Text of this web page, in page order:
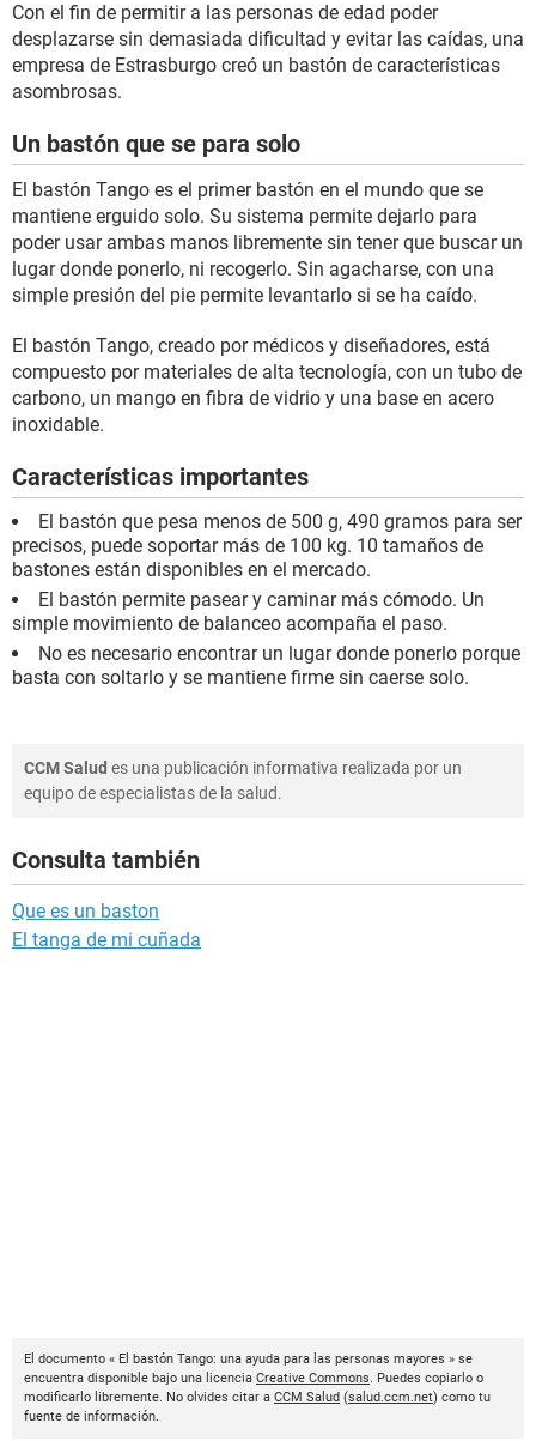
Con el fin de permitir a las personas de edad poder
desplazarse sin demasiada dificultad y evitar las caídas, una
empresa de Estrasburgo creó un bastón de características
asombrosas.
Un bastón que se para solo
El bastón Tango es el primer bastón en el mundo que se
mantiene erguido solo. Su sistema permite dejarlo para
poder usar ambas manos libremente sin tener que buscar un
lugar donde ponerlo, ni recogerlo. Sin agacharse, con una
simple presión del pie permite levantarlo si se ha caído.
El bastón Tango, creado por médicos y diseñadores, está
compuesto por materiales de alta tecnología, con un tubo de
carbono, un mango en fibra de vidrio y una base en acero
inoxidable.
Características importantes
El bastón que pesa menos de 500 g, 490 gramos para ser
precisos, puede soportar más de 100 kg. 10 tamaños de
bastones están disponibles en el mercado.
El bastón permite pasear y caminar más cómodo. Un
simple movimiento de balanceo acompaña el paso.
No es necesario encontrar un lugar donde ponerlo porque
basta con soltarlo y se mantiene firme sin caerse solo.
CCM Salud es una publicación informativa realizada por un
equipo de especialistas de la salud.
Consulta también
Que es un baston
El tanga de mi cuñada
El documento « El bastón Tango: una ayuda para las personas mayores » se
encuentra disponible bajo una licencia Creative Commons. Puedes copiarlo o
modificarlo libremente. No olvides citar a CCM Salud (salud.ccm.net) como tu
fuente de información.